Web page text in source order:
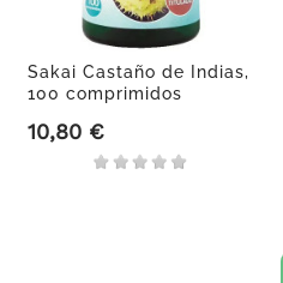
Sakai Castaño de Indias,
100 comprimidos
Precio
10,80 €